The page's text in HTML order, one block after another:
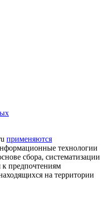
применяются
технологии
сбора, систематизации
к предпочтениям
на территории